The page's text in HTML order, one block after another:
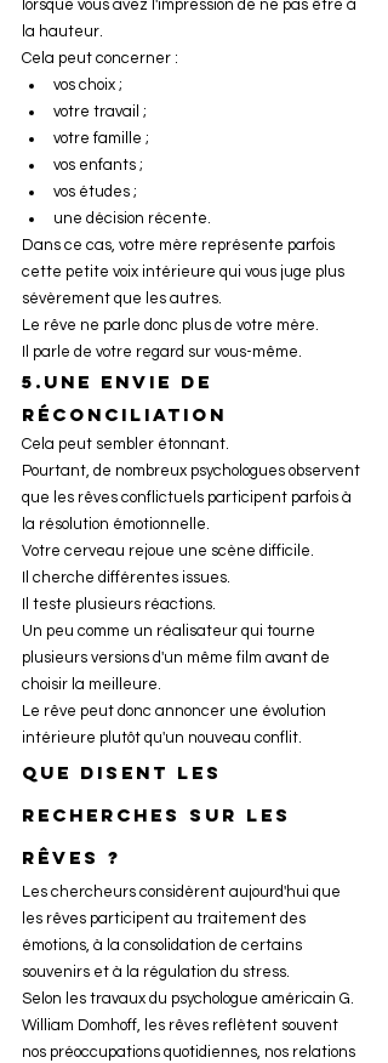
lorsque vous avez l'impression de ne pas être à
la hauteur.
Cela peut concerner :
vos choix ;
votre travail ;
votre famille ;
vos enfants ;
vos études ;
une décision récente.
Dans ce cas, votre mère représente parfois
cette petite voix intérieure qui vous juge plus
sévèrement que les autres.
Le rêve ne parle donc plus de votre mère.
Il parle de votre regard sur vous-même.
5.une envie de
réconciliation
Cela peut sembler étonnant.
Pourtant, de nombreux psychologues observent
que les rêves conflictuels participent parfois à
la résolution émotionnelle.
Votre cerveau rejoue une scène difficile.
Il cherche différentes issues.
Il teste plusieurs réactions.
Un peu comme un réalisateur qui tourne
plusieurs versions d'un même film avant de
choisir la meilleure.
Le rêve peut donc annoncer une évolution
intérieure plutôt qu'un nouveau conflit.
Que disent les
recherches sur les
rêves ?
Les chercheurs considèrent aujourd'hui que
les rêves participent au traitement des
émotions, à la consolidation de certains
souvenirs et à la régulation du stress.
Selon les travaux du psychologue américain G.
William Domhoff, les rêves reflètent souvent
nos préoccupations quotidiennes, nos relations